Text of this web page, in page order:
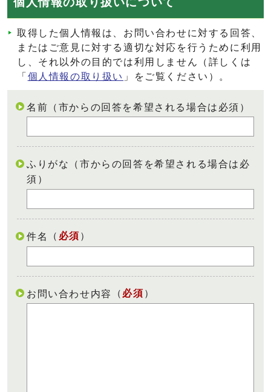
取得した個人情報は、お問い合わせに対する回答、
またはご意見に対する適切な対応を行うために利用
し、それ以外の目的では利用しません（詳しくは
「 個人情報の取り扱い 」をご覧ください）。
名前（市からの回答を希望される場合は必須）
ふりがな（市からの回答を希望される場合は必
須）
件名 （ 必須 ）
お問い合わせ内容 （ 必須 ）